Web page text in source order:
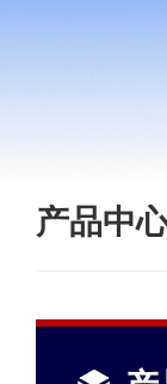
产品中